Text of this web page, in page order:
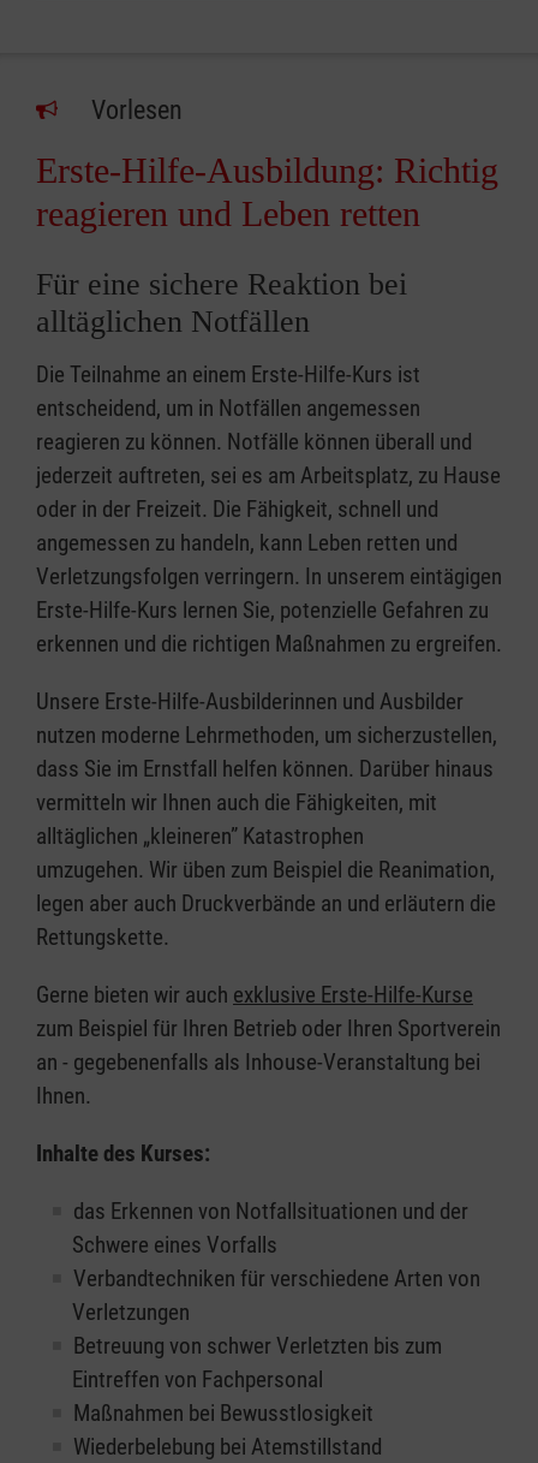
Vorlesen
Erste-Hilfe-Ausbildung: Richtig
reagieren und Leben retten
Für eine sichere Reaktion bei
alltäglichen Notfällen
Die Teilnahme an einem Erste-Hilfe-Kurs ist
entscheidend, um in Notfällen angemessen
reagieren zu können. Notfälle können überall und
jederzeit auftreten, sei es am Arbeitsplatz, zu Hause
oder in der Freizeit. Die Fähigkeit, schnell und
angemessen zu handeln, kann Leben retten und
Verletzungsfolgen verringern. In unserem eintägigen
Erste-Hilfe-Kurs lernen Sie, potenzielle Gefahren zu
erkennen und die richtigen Maßnahmen zu ergreifen.
Unsere Erste-Hilfe-Ausbilderinnen und Ausbilder
nutzen moderne Lehrmethoden, um sicherzustellen,
dass Sie im Ernstfall helfen können. Darüber hinaus
vermitteln wir Ihnen auch die Fähigkeiten, mit
alltäglichen „kleineren” Katastrophen
umzugehen. Wir üben zum Beispiel die Reanimation,
legen aber auch Druckverbände an und erläutern die
Rettungskette.
Gerne bieten wir auch exklusive Erste-Hilfe-Kurse
zum Beispiel für Ihren Betrieb oder Ihren Sportverein
an - gegebenenfalls als Inhouse-Veranstaltung bei
Ihnen.
Inhalte des Kurses:
das Erkennen von Notfallsituationen und der
Schwere eines Vorfalls
Verbandtechniken für verschiedene Arten von
Verletzungen
Betreuung von schwer Verletzten bis zum
Eintreffen von Fachpersonal
Maßnahmen bei Bewusstlosigkeit
Wiederbelebung bei Atemstillstand